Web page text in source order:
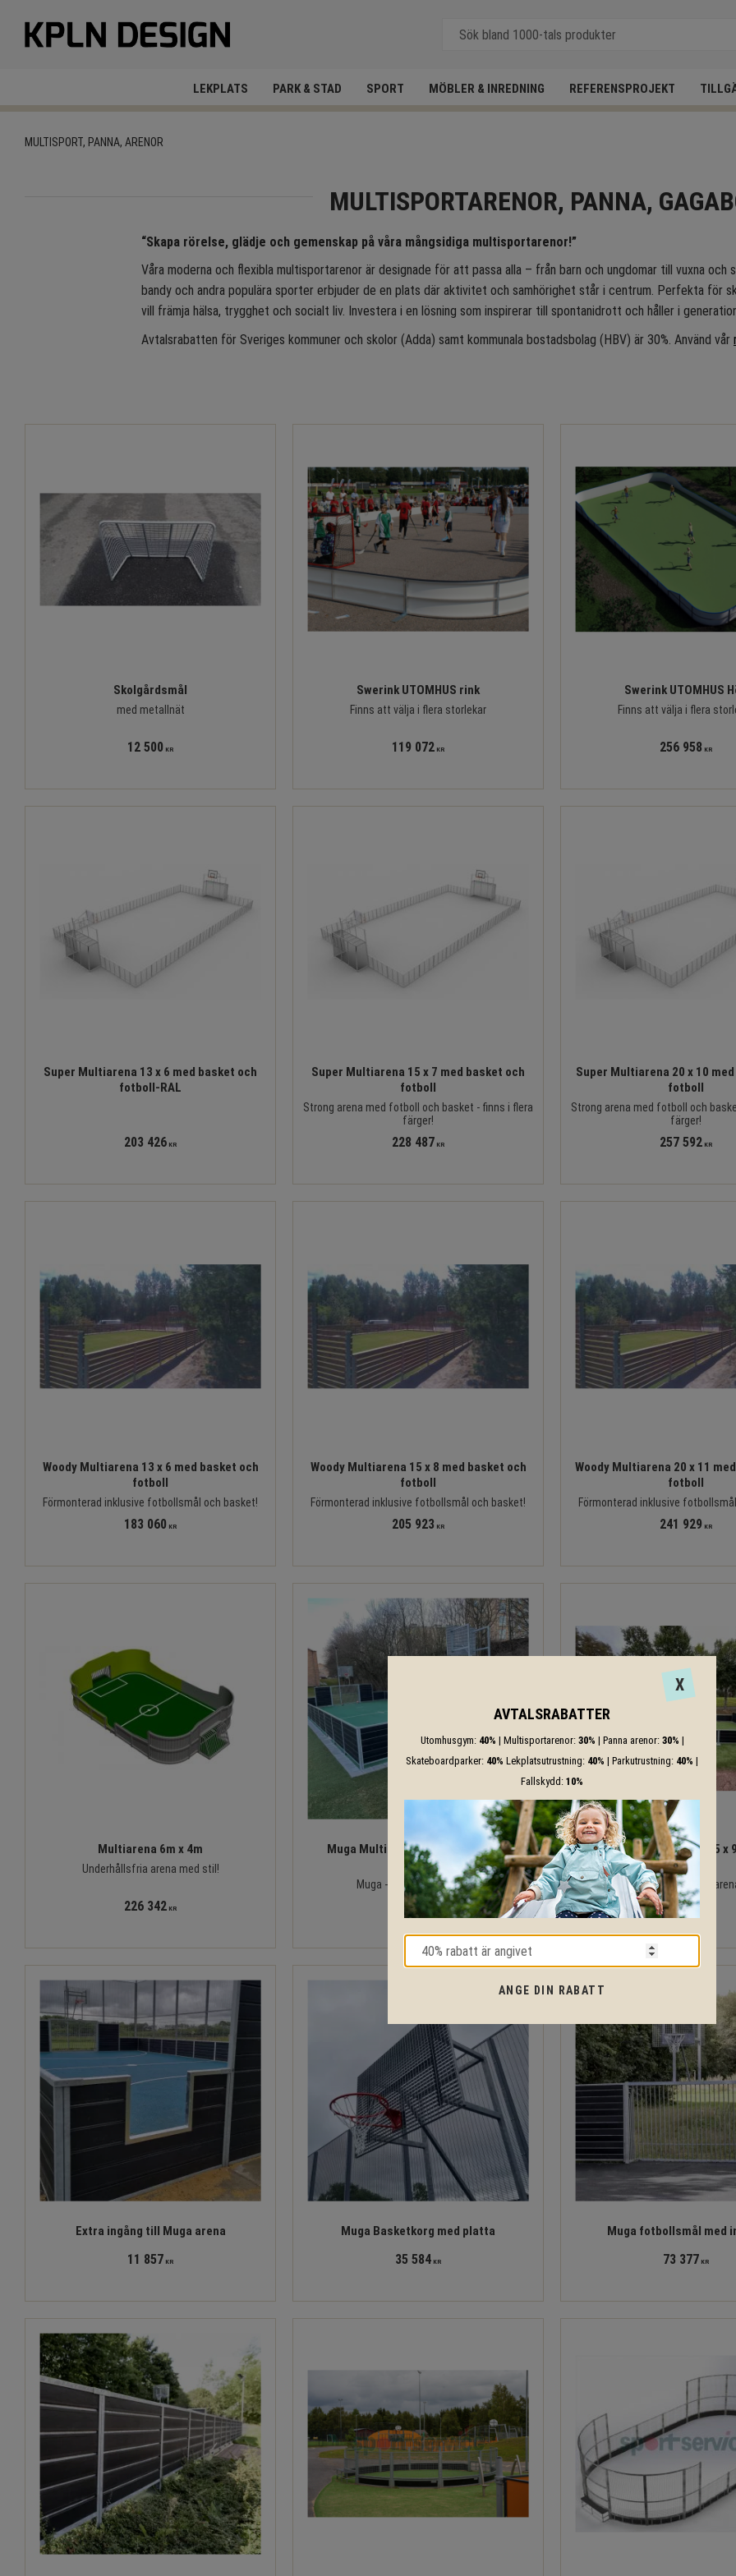
LEKPLATS PARK & STAD SPORT MÖBLER & INREDNING REFERENSPROJEKT
MULTISPORT, PANNA, ARENOR
MULTISPORTARENOR, PANNA,
“Skapa rörelse, glädje och gemenskap på våra mångsidiga multisportarenor!”
Våra moderna och flexibla multisportarenor är designade för att passa alla – från barn och ungdomar till vuxna
bandy och andra populära sporter erbjuder de en plats där aktivitet och samhörighet står i centrum. Perfekta för
vill främja hälsa, trygghet och socialt liv. Investera i en lösning som inspirerar till spontanidrott och håller i
Avtalsrabatten för Sveriges kommuner och skolor (Adda) samt kommunala bostadsbolag (HBV) är 30%. Använd vår
Skolgårdsmål
med metallnät
12 500 KR
Swerink UTOMHUS rink
Finns att välja i flera storlekar
119 072 KR
Swerink UTOMHUS
Finns att välja i flera
256 958 KR
Super Multiarena 13 x 6 med basket och
fotboll-RAL
203 426 KR
Super Multiarena 15 x 7 med basket och
fotboll
Strong arena med fotboll och basket - finns i flera
färger!
228 487 KR
Super Multiarena 20 x 10
fotboll
Strong arena med fotboll och
färger!
257 592 KR
Woody Multiarena 13 x 6 med basket och
fotboll
Förmonterad inklusive fotbollsmål och basket!
183 060 KR
Woody Multiarena 15 x 8 med basket och
fotboll
Förmonterad inklusive fotbollsmål och basket!
205 923 KR
Woody Multiarena 20 x 11
fotboll
Förmonterad inklusive
241 929 KR
Multiarena 6m x 4m
Underhållsfria arena med stil!
226 342 KR
Muga Multiarena 9x18 m inkl. 2 st.
fotbollsmål
Muga - den tystare arenan!
477 143 KR
Muga Multiarena Junior 4,5 x
hockeymål
Muga - den tystare
168 571
Extra ingång till Muga arena
11 857 KR
Muga Basketkorg med platta
35 584 KR
Muga fotbollsmål med
73 377 KR
X
AVTALSRABATTER
Utomhusgym: 40% | Multisportarenor: 30% | Panna arenor: 30% |
Skateboardparker: 40% Lekplatsutrustning: 40% | Parkutrustning: 40% |
Fallskydd: 10%
ANGE DIN RABATT